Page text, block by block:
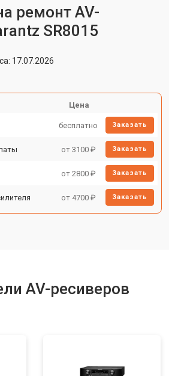
ремонт AV-
SR8015
17.07.2026
Цена
бесплатно Заказать
от 3100 ₽ Заказать
от 2800 ₽ Заказать
от 4700 ₽ Заказать
AV-ресиверов